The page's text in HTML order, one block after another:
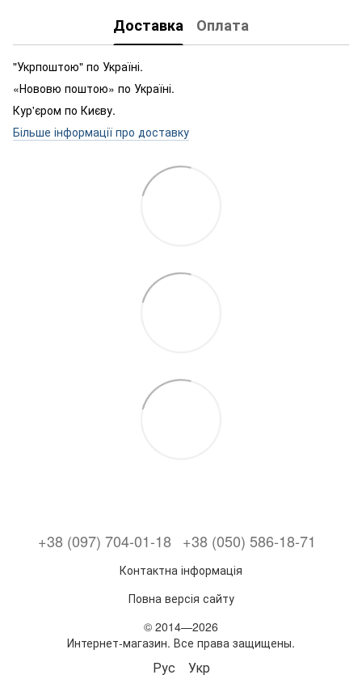
Доставка Оплата
"Укрпоштою" по Україні.
«Нововю поштою» по Україні.
Кур'єром по Києву.
Більше інформації про доставку
+38 (097) 704-01-18 +38 (050) 586-18-71
Контактна інформація
Повна версія сайту
© 2014—2026
Интернет-магазин. Все права защищены.
Рус Укр